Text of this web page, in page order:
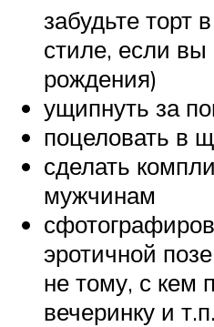
забудьте торт
стиле, если вы
рождения)
ущипнуть за
поцеловать в
сделать
мужчинам
эротичной
не тому, с кем
вечеринку и т.п.